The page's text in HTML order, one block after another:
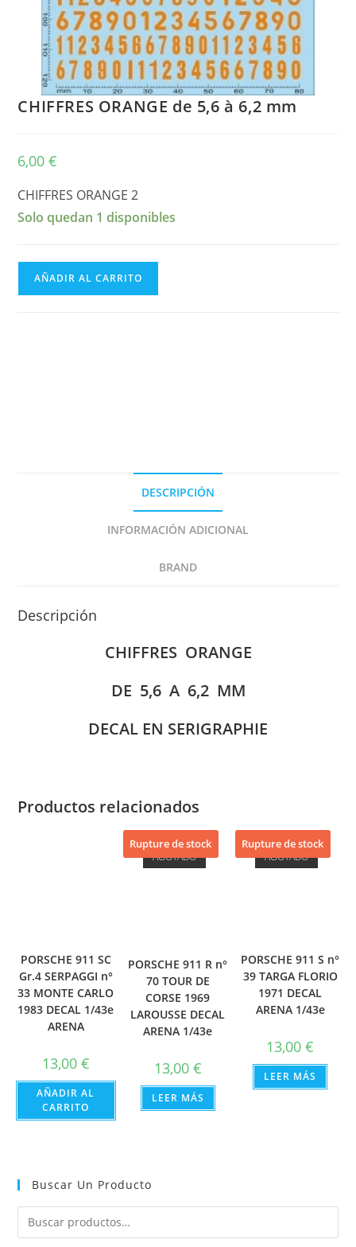
CHIFFRES ORANGE de 5,6 à 6,2 mm
6,00€
CHIFFRES ORANGE 2
Solo quedan 1 disponibles
CHIFFRES
AÑADIR AL CARRITO
DESCRIPCIÓN
INFORMACIÓN ADICIONAL
BRAND
Descripción
CHIFFRES ORANGE
DE 5,6 A 6,2 MM
DECAL EN SERIGRAPHIE
Productos relacionados
PORSCHE 911 SC
Gr.4 SERPAGGI n°
33 MONTE CARLO
1983 DECAL 1/43e
ARENA
13,00 €
AÑADIR AL
CARRITO
Rupture de stock
AGOTADO
PORSCHE 911 R n°
70 TOUR DE
CORSE 1969
LAROUSSE DECAL
ARENA 1/43e
13,00 €
LEER MÁS
Rupture de stock
AGOTADO
PORSCHE 911 S n°
39 TARGA FLORIO
1971 DECAL
ARENA 1/43e
13,00€
LEER MÁS
Buscar Un Producto